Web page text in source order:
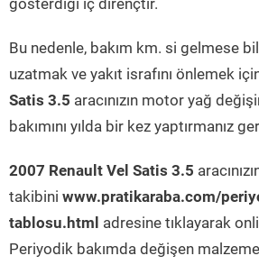
gösterdiği iç dirençtir.
Bu nedenle, bakım km. si gelmese
uzatmak ve yakıt israfını önlemek
Satis 3.5 aracınızın motor yağ
bakımını yılda bir kez yaptırmanız
2007 Renault Vel Satis 3.5
takibini www.pratikaraba.com/
tablosu.html adresine tıklayarak
Periyodik bakımda değişen